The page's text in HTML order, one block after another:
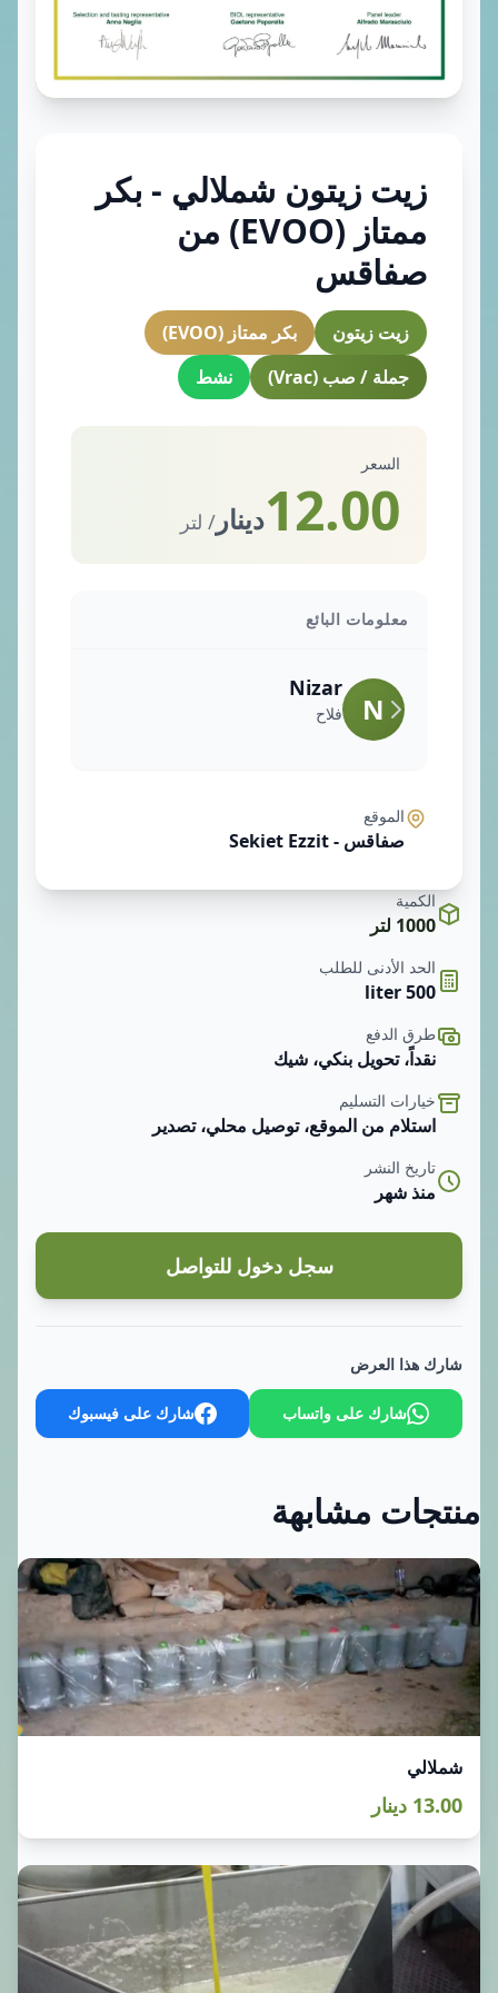
زيت زيتون شملالي - بكر
ممتاز (EVOO) من
صفاقس
زيت زيتون
بكر ممتاز (EVOO)
جملة / صب (Vrac)
نشط
السعر
12.00دينار / لتر
معلومات البائع
N
Nizar
فلاح
الموقع
صفاقس - Sekiet Ezzit
الكمية
1000 لتر
الحد الأدنى للطلب
500 liter
طرق الدفع
نقداً، تحويل بنكي، شيك
خيارات التسليم
استلام من الموقع، توصيل محلي، تصدير
تاريخ النشر
منذ شهر
سجل دخول للتواصل
شارك هذا العرض
شارك على واتساب شارك على فيسبوك
منتجات مشابهة
شملالي
13.00 دينار